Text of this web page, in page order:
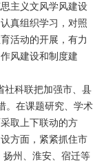
主义文风学风建设
真组织学习，对照
活动的开展，有力
风建设和制度建
社科联把加强市、县
。在课题研究、学术
取上下联动的方
方面，紧紧抓住市
州、淮安、宿迁等